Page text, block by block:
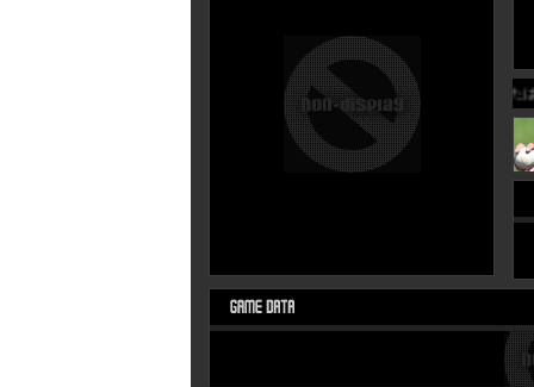
結成したば